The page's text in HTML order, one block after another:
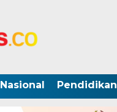
Nasional Pendidikan